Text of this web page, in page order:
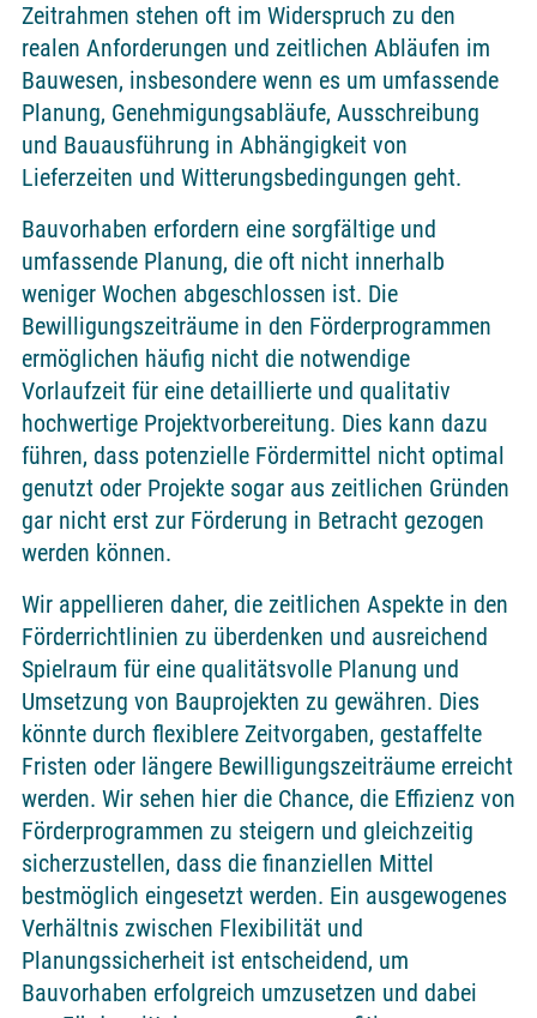
Zeitrahmen stehen oft im Widerspruch zu den
realen Anforderungen und zeitlichen Abläufen im
Bauwesen, insbesondere wenn es um umfassende
Planung, Genehmigungsabläufe, Ausschreibung
und Bauausführung in Abhängigkeit von
Lieferzeiten und Witterungsbedingungen geht.
Bauvorhaben erfordern eine sorgfältige und
umfassende Planung, die oft nicht innerhalb
weniger Wochen abgeschlossen ist. Die
Bewilligungszeiträume in den Förderprogrammen
ermöglichen häufig nicht die notwendige
Vorlaufzeit für eine detaillierte und qualitativ
hochwertige Projektvorbereitung. Dies kann dazu
führen, dass potenzielle Fördermittel nicht optimal
genutzt oder Projekte sogar aus zeitlichen Gründen
gar nicht erst zur Förderung in Betracht gezogen
werden können.
Wir appellieren daher, die zeitlichen Aspekte in den
Förderrichtlinien zu überdenken und ausreichend
Spielraum für eine qualitätsvolle Planung und
Umsetzung von Bauprojekten zu gewähren. Dies
könnte durch flexiblere Zeitvorgaben, gestaffelte
Fristen oder längere Bewilligungszeiträume erreicht
werden. Wir sehen hier die Chance, die Effizienz von
Förderprogrammen zu steigern und gleichzeitig
sicherzustellen, dass die finanziellen Mittel
bestmöglich eingesetzt werden. Ein ausgewogenes
Verhältnis zwischen Flexibilität und
Planungssicherheit ist entscheidend, um
Bauvorhaben erfolgreich umzusetzen und dabei